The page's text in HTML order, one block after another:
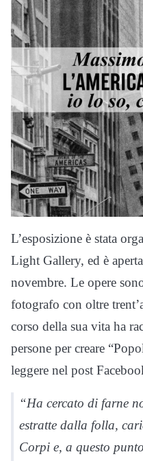
L’esposizione è stata
Light Gallery, ed è
novembre. Le opere
fotografo con oltre
corso della sua vita ha
persone per creare
leggere nel post
“Ha cercato di farne
estratte dalla folla,
Corpi e, a questo